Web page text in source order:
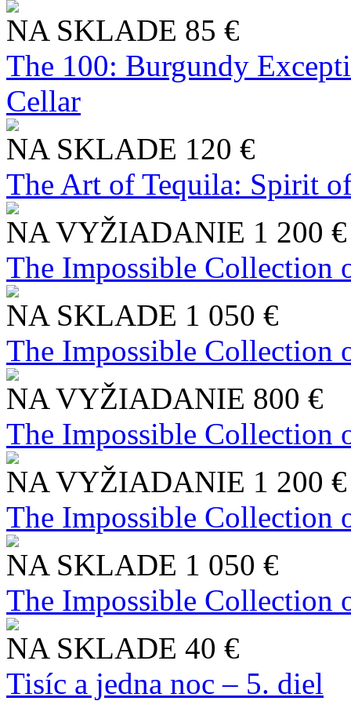
NA SKLADE 85 €
The 100: Burgundy
Cellar
NA SKLADE 120 €
The Art of Tequila: Spirit
NA VYŽIADANIE 1 200 €
The Impossible Collection
NA SKLADE 1 050 €
The Impossible Collection
NA VYŽIADANIE 800 €
The Impossible Collection
NA VYŽIADANIE 1 200 €
The Impossible Collection
NA SKLADE 1 050 €
The Impossible Collection
NA SKLADE 40 €
Tisíc a jedna noc – 5. diel